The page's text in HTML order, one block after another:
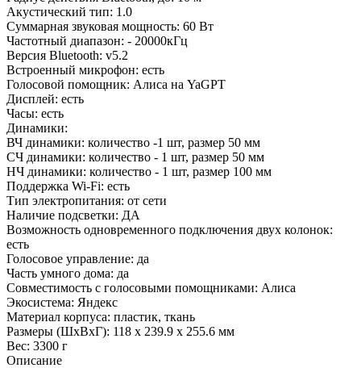
Акустический тип: 1.0
Суммарная звуковая мощность: 60 Вт
Частотный диапазон: - 20000кГц
Версия Bluetooth: v5.2
Встроенный микрофон: есть
Голосовой помощник: Алиса на YaGPT
Дисплей: есть
Часы: есть
Динамики:
ВЧ динамики: количество -1 шт, размер 50 мм
СЧ динамики: количество - 1 шт, размер 50 мм
НЧ динамики: количество - 1 шт, размер 100 мм
Поддержка Wi-Fi: есть
Тип электропитания: от сети
Наличие подсветки: ДА
Возможность одновременного подключения двух колонок:
есть
Голосовое управление: да
Часть умного дома: да
Совместимость с голосовыми помощниками: Алиса
Экосистема: Яндекс
Материал корпуса: пластик, ткань
Размеры (ШхВхГ): 118 x 239.9 x 255.6 мм
Вес: 3300 г
Описание